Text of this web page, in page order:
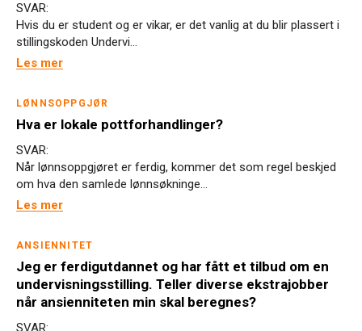
SVAR:
Hvis du er student og er vikar, er det vanlig at du blir plassert i
stillingskoden Undervi...
Les mer
LØNNSOPPGJØR
Hva er lokale pottforhandlinger?
SVAR:
Når lønnsoppgjøret er ferdig, kommer det som regel beskjed
om hva den samlede lønnsøkninge...
Les mer
ANSIENNITET
Jeg er ferdigutdannet og har fått et tilbud om en
undervisningsstilling. Teller diverse ekstrajobber
når ansienniteten min skal beregnes?
SVAR: